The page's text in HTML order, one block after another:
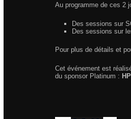
Au programme de ces 2
Des sessions sur
Des sessions sur
Pour plus de détails et
Cet événement est
du sponsor Platinum : HP